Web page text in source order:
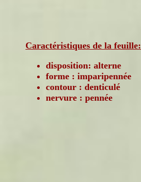
Caractéristiques de la feuille:
disposition: alterne
forme : imparipennée
contour : denticulé
nervure : pennée